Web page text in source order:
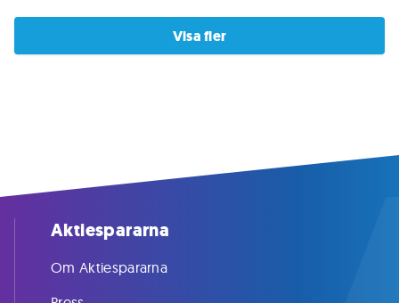
Visa fler
Aktiespararna
Om Aktiespararna